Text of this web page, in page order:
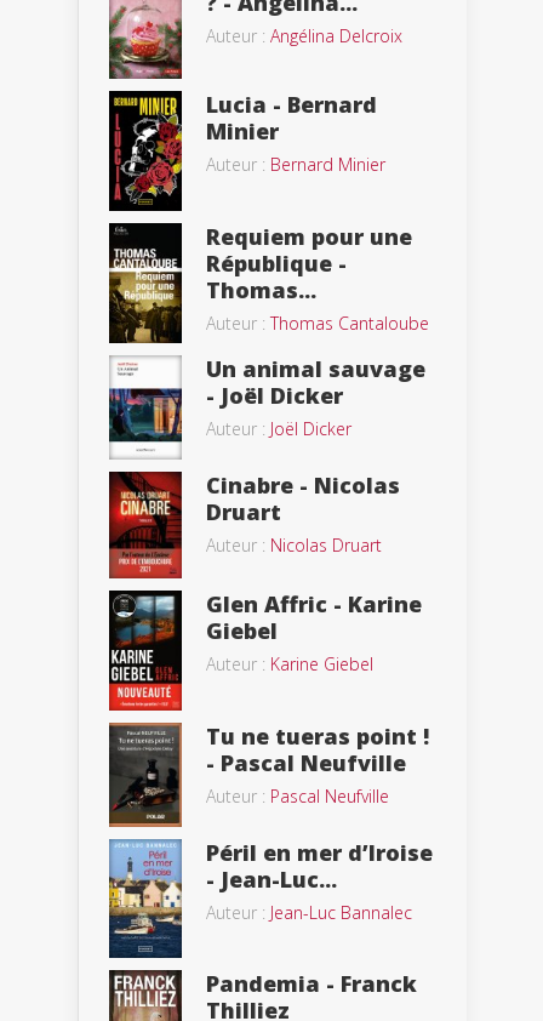
Auteur : Angélina Delcroix
Lucia - Bernard
Minier
Auteur : Bernard Minier
Requiem pour une
République -
Thomas...
Auteur :Thomas Cantaloube
Un animal sauvage
- Joël Dicker
Auteur : Joël Dicker
Cinabre - Nicolas
Druart
Auteur : Nicolas Druart
Glen Affric - Karine
Giebel
Auteur : Karine Giebel
Tu ne tueras point !
- Pascal Neufville
Auteur : Pascal Neufville
Péril en mer d’Iroise
- Jean-Luc...
Auteur : Jean-Luc Bannalec
Pandemia - Franck
Thilliez